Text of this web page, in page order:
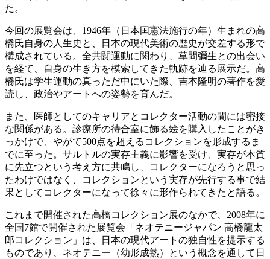
た。
今回の展覧会は、1946年（日本国憲法施行の年）生まれの高
橋氏自身の人生史と、日本の現代美術の歴史が交差する形で
構成されている。全共闘運動に関わり、草間彌生との出会い
を経て、自身の生き方を模索してきた軌跡を辿る展示だ。高
橋氏は学生運動の真っただ中にいた際、吉本隆明の著作を愛
読し、政治やアートへの姿勢を育んだ。
また、医師としてのキャリアとコレクター活動の間には密接
な関係がある。診療所の待合室に飾る絵を購入したことがき
っかけで、やがて500点を超えるコレクションを形成するま
でに至った。サルトルの実存主義に影響を受け、実存が本質
に先立つという考え方に共鳴し、コレクターになろうと思っ
たわけではなく、コレクションという実存が先行する事で結
果としてコレクターになって徐々に形作られてきたと語る。
これまで開催された高橋コレクション展のなかで、2008年に
全国7館で開催された展覧会「ネオテニージャパン 高橋龍太
郎コレクション」は、日本の現代アートの独自性を提示する
ものであり、ネオテニー（幼形成熟）という概念を通して日